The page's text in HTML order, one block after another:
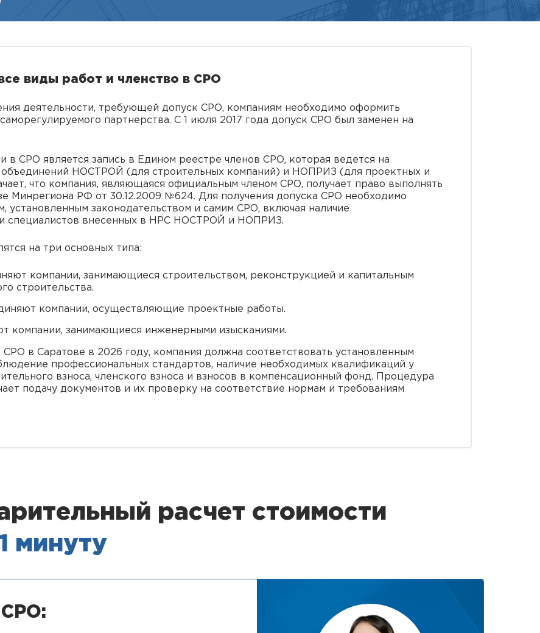
виды работ и членство в СРО
деятельности, требующей допуск СРО, компаниям необходимо оформить
партнерства. С 1 июля 2017 года допуск СРО был заменен на
в СРО является запись в Едином реестре членов СРО, которая ведется на
объединений НОСТРОЙ (для строительных компаний) и НОПРИЗ (для проектных и
что компания, являющаяся официальным членом СРО, получает право выполнять
Минрегиона РФ от 30.12.2009 №624. Для получения допуска СРО необходимо
установленным законодательством и самим СРО, включая наличие
специалистов внесенных в НРС НОСТРОЙ и НОПРИЗ.
на три основных типа:
компании, занимающиеся строительством, реконструкцией и капитальным
строительства.
компании, осуществляющие проектные работы.
компании, занимающиеся инженерными изысканиями.
СРО в Саратове в 2026 году, компания должна соответствовать установленным
профессиональных стандартов, наличие необходимых квалификаций у
взноса, членского взноса и взносов в компенсационный фонд. Процедура
подачу документов и их проверку на соответствие нормам и требованиям
расчет стоимости
минуту
СРО: